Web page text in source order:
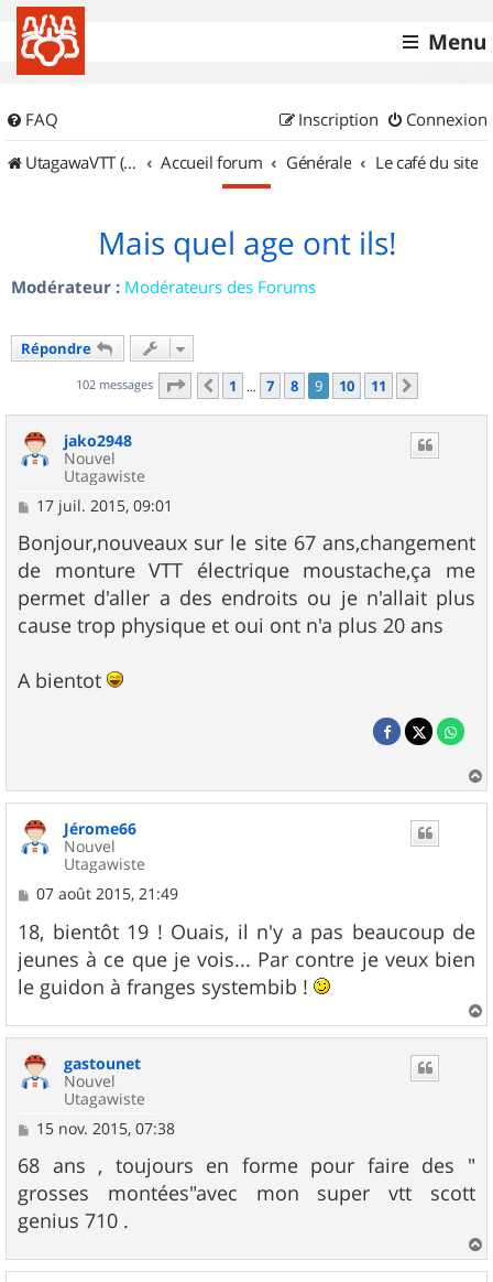
Menu
FAQ Connexion
Inscription
UtagawaVTT (Randos VTT et VTTAE avec traces GPS)
Accueil forum Générale Le café du site
Mais quel age ont ils!
Modérateur : Modérateurs des Forums
Répondre
102 messages Page 9sur 11
Précédent
1 … 7 8 9 10 11
jako2948
Nouvel
Utagawiste
M
s
s
a
g
e
17 juil. 2015, 09:01
Bonjour,nouveaux sur le site 67 ans,changement
de monture VTT électrique moustache,ça me
permet d'aller a des endroits ou je n'allait plus
cause trop physique et oui ont n'a plus 20 ans
A bientot
a
Jérome66
Nouvel
Utagawiste
M
s
s
a
g
e
07 août 2015, 21:49
18, bientôt 19 ! Ouais, il n'y a pas beaucoup de
jeunes à ce que je vois... Par contre je veux bien
le guidon à franges systembib !
a
gastounet
Nouvel
Utagawiste
M
s
s
a
g
e
15 nov. 2015, 07:38
68 ans , toujours en forme pour faire des "
grosses montées"avec mon super vtt scott
genius 710 .
a